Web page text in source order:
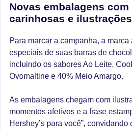
Novas embalagens com
carinhosas e
Para marcar a campanha, a
especiais de suas barras de
incluindo os sabores Ao Leite,
Ovomaltine e 40% Meio Amargo.
As embalagens chegam com
momentos afetivos e a frase
Hershey’s para você”,